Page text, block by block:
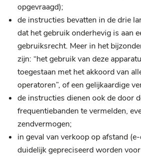
opgevraagd);
de instructies bevatten in de drie
dat het gebruik onderhevig is aan
gebruiksrecht. Meer in het
zijn: “het gebruik van deze
toegestaan met het akkoord van
operatoren”, of een gelijkaardige
de instructies dienen ook de door
frequentiebanden te vermelden,
zendvermogen;
in geval van verkoop op afstand
duidelijk gepreciseerd worden